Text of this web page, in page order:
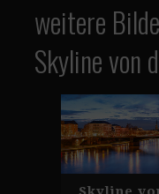
weitere
Skyline von